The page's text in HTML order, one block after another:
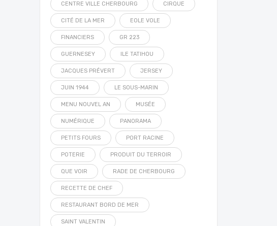
CENTRE VILLE CHERBOURG CIRQUE
CITÉ DE LA MER EOLE VOLE
FINANCIERS GR 223
GUERNESEY ILE TATIHOU
JACQUES PRÉVERT JERSEY
JUIN 1944 LE SOUS-MARIN
MENU NOUVEL AN MUSÉE
NUMÉRIQUE PANORAMA
PETITS FOURS PORT RACINE
POTERIE PRODUIT DU TERROIR
QUE VOIR RADE DE CHERBOURG
RECETTE DE CHEF
RESTAURANT BORD DE MER
SAINT VALENTIN